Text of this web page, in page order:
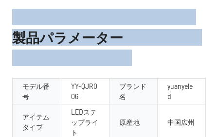
製品パラメーター
モデル番
号
YY-QJR0
06
ブランド
名
yuanyele
d
アイテム
タイプ
LEDステ
ップライ
ト
原産地 中国広州